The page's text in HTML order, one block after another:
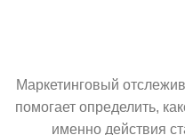
Маркетинговый
помогает определить,
именно действия